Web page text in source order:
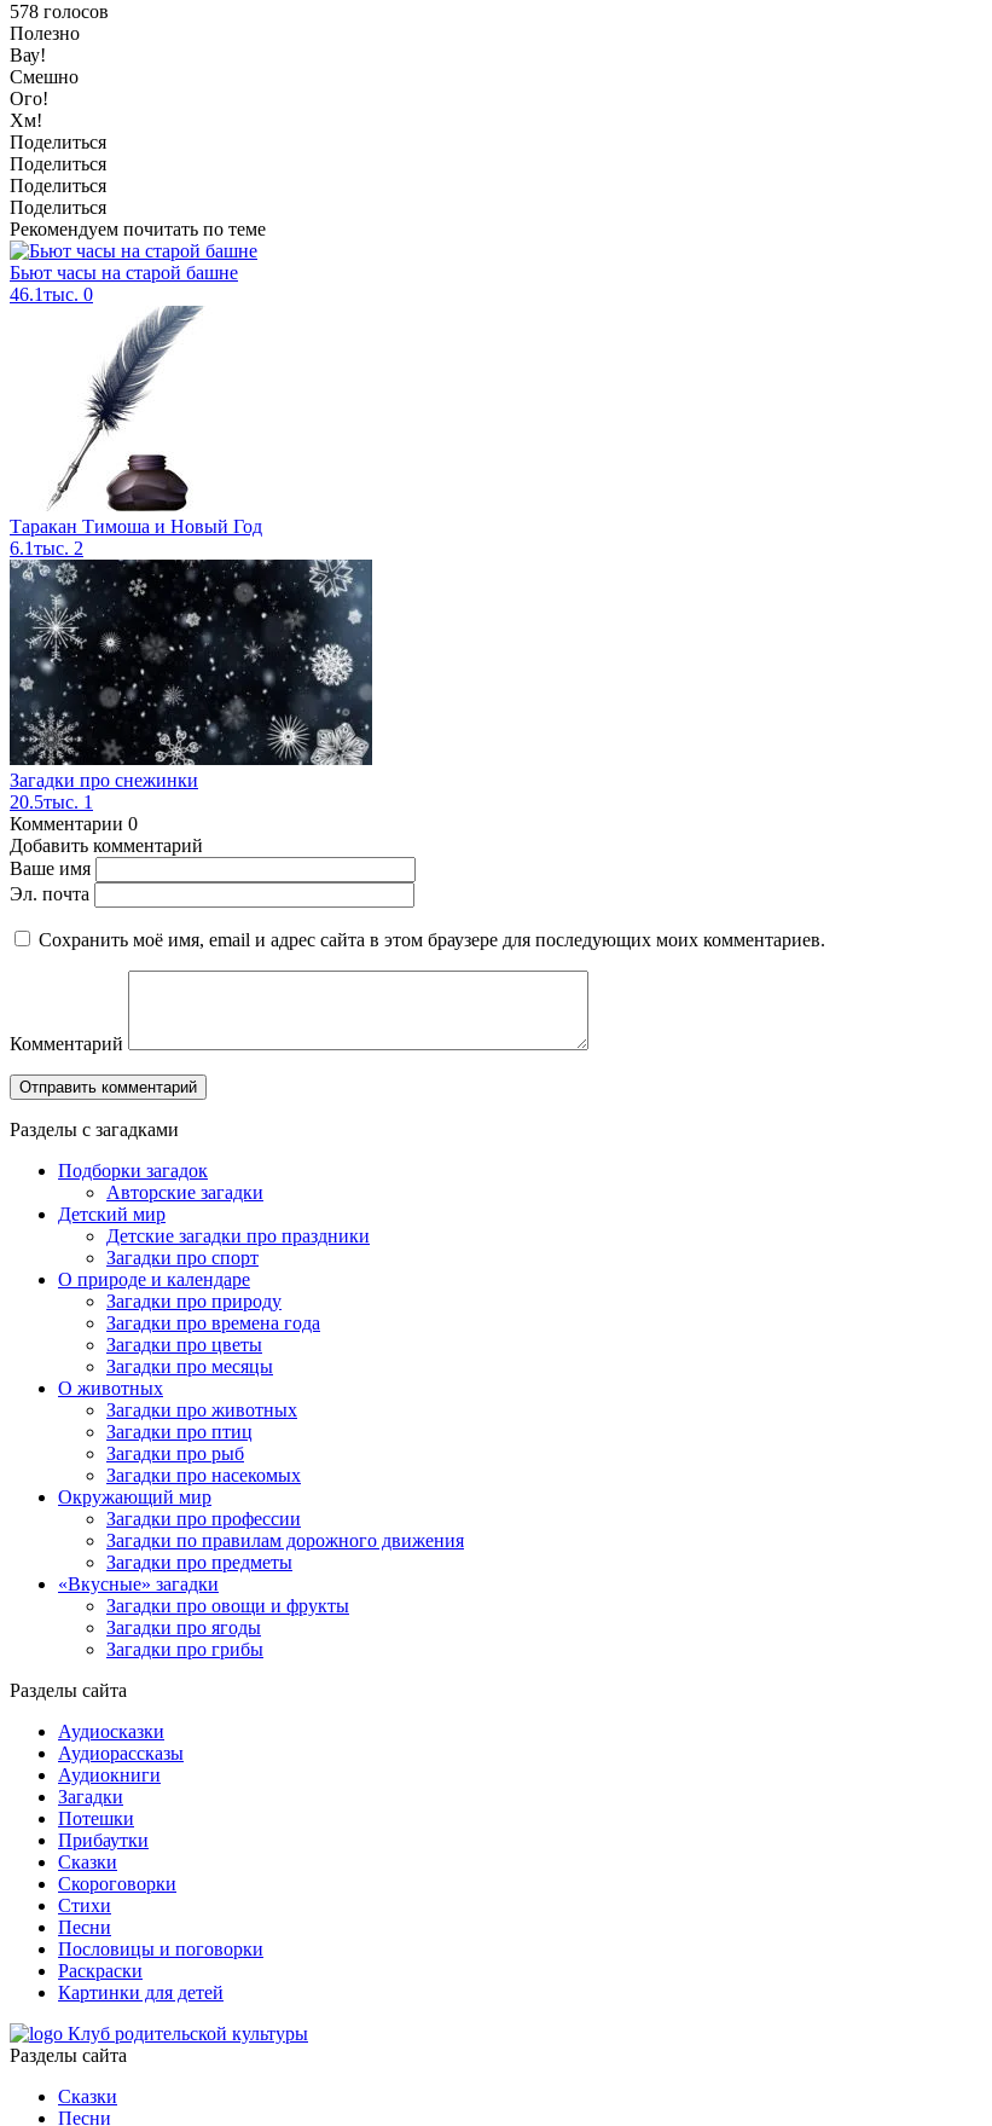
578 голосов
Полезно
Вау!
Смешно
Ого!
Хм!
Поделиться
Поделиться
Поделиться
Поделиться
Рекомендуем почитать по теме
Бьют часы на старой башне
46.1тыс. 0
Таракан Тимоша и Новый Год
6.1тыс. 2
Загадки про снежинки
20.5тыс. 1
Комментарии 0
Добавить комментарий
Ваше имя
Эл. почта
Сохранить моё имя, email и адрес сайта в этом браузере для последующих моих комментариев.
Комментарий
Разделы с загадками
Подборки загадок
Авторские загадки
Детский мир
Детские загадки про праздники
Загадки про спорт
О природе и календаре
Загадки про природу
Загадки про времена года
Загадки про цветы
Загадки про месяцы
О животных
Загадки про животных
Загадки про птиц
Загадки про рыб
Загадки про насекомых
Окружающий мир
Загадки про профессии
Загадки по правилам дорожного движения
Загадки про предметы
«Вкусные» загадки
Загадки про овощи и фрукты
Загадки про ягоды
Загадки про грибы
Разделы сайта
Аудиосказки
Аудиорассказы
Аудиокниги
Загадки
Потешки
Прибаутки
Сказки
Скороговорки
Стихи
Песни
Пословицы и поговорки
Раскраски
Картинки для детей
Клуб родительской культуры
Разделы сайта
Сказки
Песни